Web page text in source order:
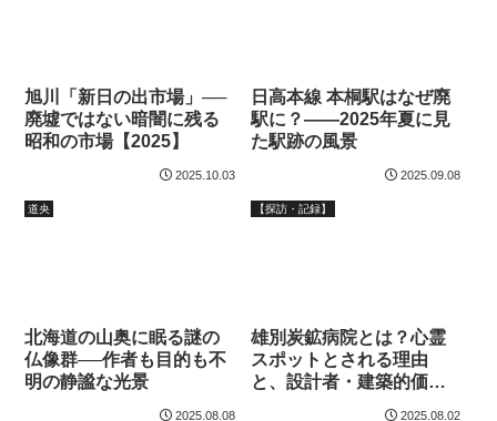
旭川「新日の出市場」──
廃墟ではない暗闇に残る
昭和の市場【2025】
2025.10.03
日高本線 本桐駅はなぜ廃
駅に？――2025年夏に見
た駅跡の風景
2025.09.08
道央
北海道の山奥に眠る謎の
仏像群──作者も目的も不
明の静謐な光景
2025.08.08
【探訪・記録】
雄別炭鉱病院とは？心霊
スポットとされる理由
と、設計者・建築的価値
2025.08.02